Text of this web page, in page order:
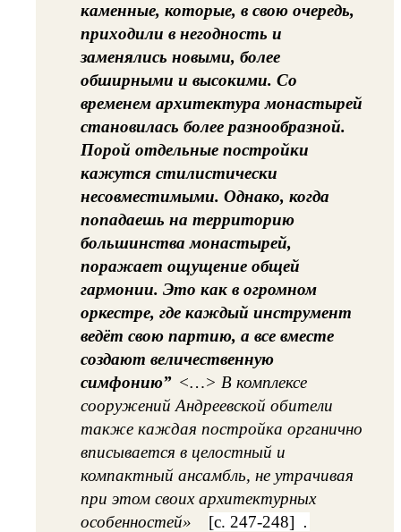
каменные, которые, в свою очередь,
приходили в негодность и
заменялись новыми, более
обширными и высокими. Со
временем архитектура монастырей
становилась более разнообразной.
Порой отдельные постройки
кажутся стилистически
несовместимыми. Однако, когда
попадаешь на территорию
большинства монастырей,
поражает ощущение общей
гармонии. Это как в огромном
оркестре, где каждый инструмент
ведёт свою партию, а все вместе
создают величественную
симфонию” <…> В комплексе
сооружений Андреевской обители
также каждая постройка органично
вписывается в целостный и
компактный ансамбль, не утрачивая
при этом своих архитектурных
особенностей»
[с. 247-248] .